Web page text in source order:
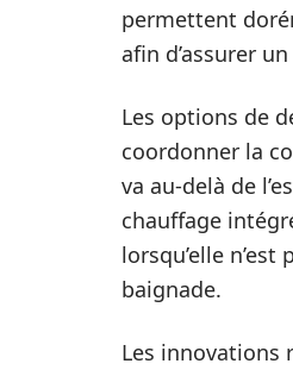
permettent
afin d’assurer
Les options de
coordonner la
va au-delà de
chauffage
lorsqu’elle
baignade.
Les innovations